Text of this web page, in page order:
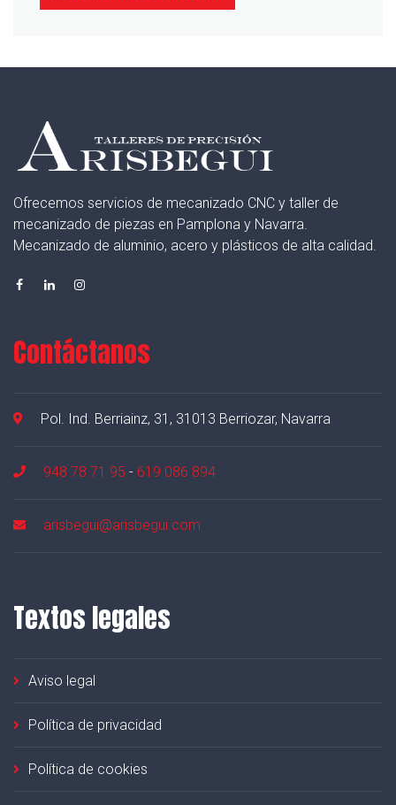
Ofrecemos servicios de mecanizado CNC y taller de
mecanizado de piezas en Pamplona y Navarra.
Mecanizado de aluminio, acero y plásticos de alta calidad.
Contáctanos
Pol. Ind. Berriainz, 31, 31013 Berriozar, Navarra
948 78 71 95 - 619 086 894
arisbegui@arisbegui.com
Textos legales
Aviso legal
Política de privacidad
Política de cookies